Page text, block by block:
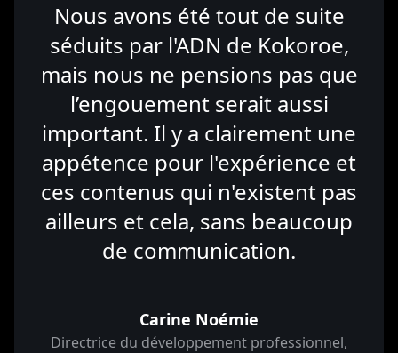
Nous avons été tout de suite
séduits par l'ADN de Kokoroe,
mais nous ne pensions pas que
l’engouement serait aussi
important. Il y a clairement une
appétence pour l'expérience et
ces contenus qui n'existent pas
ailleurs et cela, sans beaucoup
de communication.
Carine Noémie
Directrice du développement professionnel,